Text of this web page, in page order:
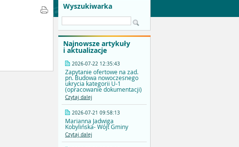
Wyszukiwarka
Najnowsze artykuły
i aktualizacje
2026-07-22 12:35:43
Zapytanie ofertowe na zad.
pn. Budowa nowoczesnego
ukrycia kategorii U-1
(opracowanie dokumentacji)
Czytaj dalej
2026-07-21 09:58:13
Marianna Jadwiga
Kobylińska- Wójt Gminy
Czytaj dalej